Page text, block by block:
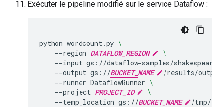
Exécuter le pipeline modifié sur le service Dataflow :
python wordcount.py \
--region DATAFLOW_REGION
\
--input gs://dataflow-samples/
--output gs://BUCKET_NAME
/results/
--runner DataflowRunner \
--project PROJECT_ID
\
--temp_location gs://BUCKET_NAME /tmp/